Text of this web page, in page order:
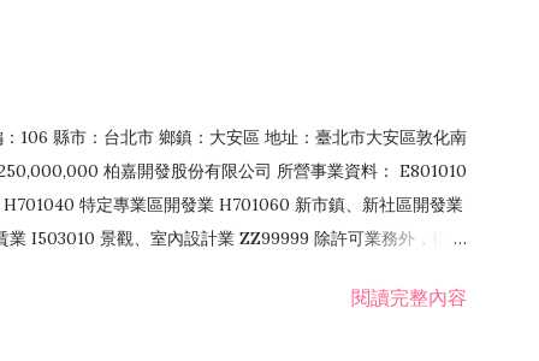
106 縣市：台北市 鄉鎮：大安區 地址：臺北市大安區敦化南
柏嘉開發股份有限公司 所營事業資料： E801010
特定專業區開發業 H701060 新市鎮、新社區開發業
I503010 景觀、室內設計業 ZZ99999 除許可業務外，得經
閱讀完整內容